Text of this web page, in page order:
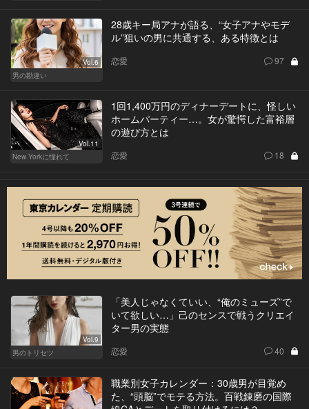
Vol.6
男の勘違い
28歳キー局アナが語る、“女子アナやモデ
ル”狙いの男に共通する、ある特徴とは
恋愛 97
Vol.11
New Yorkに憧れて
1回1,400万円のディナーデートに、怪しい
ホームパーティー…。女が驚愕した富裕層
の遊び方とは
恋愛 18
Vol.9
男のトリセツ
「美人じゃなくていい、“俺のミューズ”で
いて欲しい…」己のセンスで戦うクリエイ
ター男の実態
恋愛 40
職業別女子カレンダー：30歳男が目覚め
た、“頭脳”でモテる方法。百戦錬磨の国際